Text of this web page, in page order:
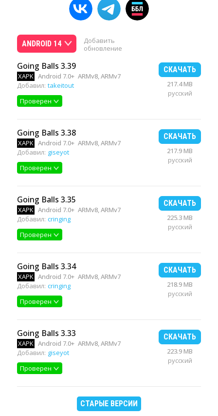
ANDROID 14
Добавить
обновление
Going Balls 3.39
XAPK Android 7.0+ ARMv8, ARMv7
Добавил: takeitout
Проверен
СКАЧАТЬ
217.4 MB
русский
Going Balls 3.38
XAPK Android 7.0+ ARMv8, ARMv7
Добавил: giseyot
Проверен
СКАЧАТЬ
217.9 MB
русский
Going Balls 3.35
XAPK Android 7.0+ ARMv8, ARMv7
Добавил: cringing
Проверен
СКАЧАТЬ
225.3 MB
русский
Going Balls 3.34
XAPK Android 7.0+ ARMv8, ARMv7
Добавил: cringing
Проверен
СКАЧАТЬ
218.9 MB
русский
Going Balls 3.33
XAPK Android 7.0+ ARMv8, ARMv7
Добавил: giseyot
Проверен
СКАЧАТЬ
223.9 MB
русский
СТАРЫЕ ВЕРСИИ